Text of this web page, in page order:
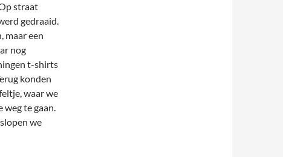
straat
gedraaid.
maar een
nog
t-shirts
konden
waar we
te gaan.
we